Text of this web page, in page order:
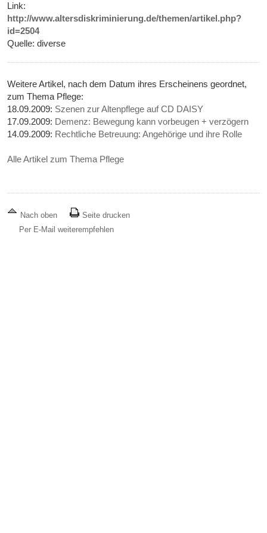
Link:
http://www.altersdiskriminierung.de/themen/artikel.php?
id=2504
Quelle: diverse
Weitere Artikel, nach dem Datum ihres Erscheinens geordnet,
zum Thema Pflege:
18.09.2009: Szenen zur Altenpflege auf CD DAISY
17.09.2009: Demenz: Bewegung kann vorbeugen + verzögern
14.09.2009: Rechtliche Betreuung: Angehörige und ihre Rolle
Alle Artikel zum Thema Pflege
Nach oben
Seite drucken
Per E-Mail weiterempfehlen